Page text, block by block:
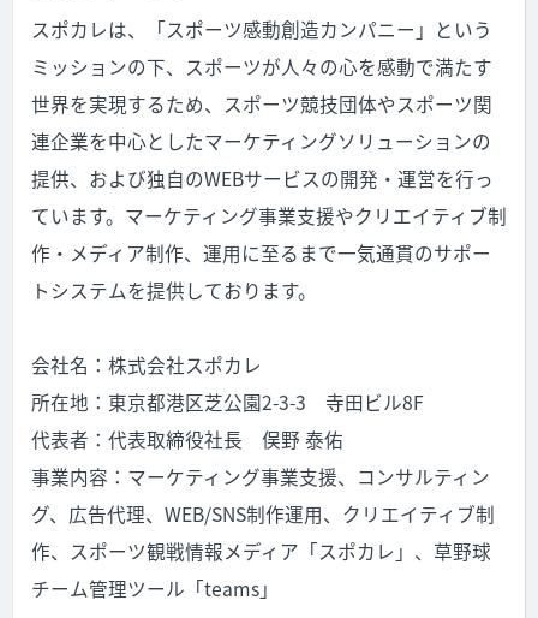
スポカレは、「スポーツ感動創造カンパニー」という
ミッションの下、スポーツが人々の心を感動で満たす
世界を実現するため、スポーツ競技団体やスポーツ関
連企業を中心としたマーケティングソリューションの
提供、および独自のWEBサービスの開発・運営を行っ
ています。マーケティング事業支援やクリエイティブ制
作・メディア制作、運用に至るまで一気通貫のサポー
トシステムを提供しております。
会社名：株式会社スポカレ
所在地：東京都港区芝公園2-3-3 寺田ビル8F
代表者：代表取締役社長 俣野 泰佑
事業内容：マーケティング事業支援、コンサルティン
グ、広告代理、WEB/SNS制作運用、クリエイティブ制
作、スポーツ観戦情報メディア「スポカレ」、草野球
チーム管理ツール「teams」